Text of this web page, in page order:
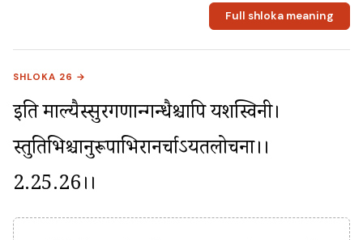
Full shloka meaning
SHLOKA 26 →
इति माल्यैस्सुरगणान्गन्धैश्चापि यशस्विनी।
स्तुतिभिश्चानुरूपाभिरानर्चाऽयतलोचना।।
2.25.26।।